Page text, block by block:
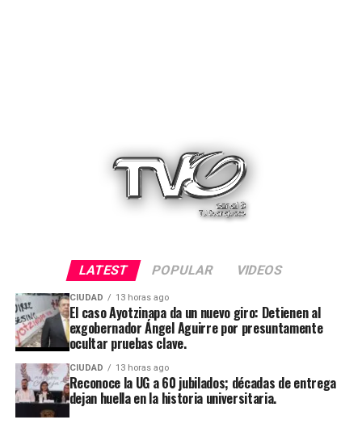
LATEST POPULAR VIDEOS
CIUDAD 13 horas ago
El caso Ayotzinapa da un nuevo giro: Detienen al
exgobernador Ángel Aguirre por presuntamente
ocultar pruebas clave.
CIUDAD 13 horas ago
Reconoce la UG a 60 jubilados; décadas de entrega
dejan huella en la historia universitaria.